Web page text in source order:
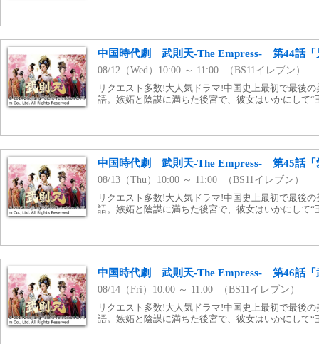
中国時代劇 武則天‐The Empress‐ 第44話「
08/12（Wed）10:00 ～ 11:00 （BS11イレブン）
リクエスト多数!大人気ドラマ!中国史上最初で最後
語。嫉妬と陰謀に満ちた後宮で、彼女はいかにして“
中国時代劇 武則天‐The Empress‐ 第45話「
08/13（Thu）10:00 ～ 11:00 （BS11イレブン）
リクエスト多数!大人気ドラマ!中国史上最初で最後
語。嫉妬と陰謀に満ちた後宮で、彼女はいかにして“
中国時代劇 武則天‐The Empress‐ 第46話「
08/14（Fri）10:00 ～ 11:00 （BS11イレブン）
リクエスト多数!大人気ドラマ!中国史上最初で最後
語。嫉妬と陰謀に満ちた後宮で、彼女はいかにして“